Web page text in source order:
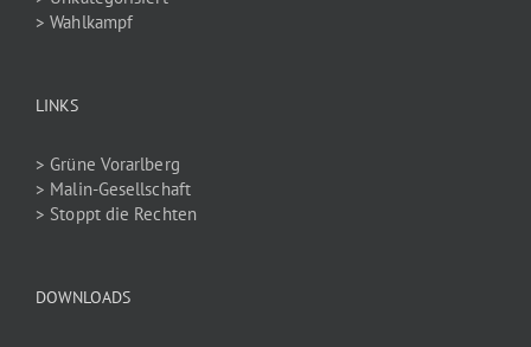
> Wahlkampf
LINKS
> Grüne Vorarlberg
> Malin-Gesellschaft
> Stoppt die Rechten
DOWNLOADS